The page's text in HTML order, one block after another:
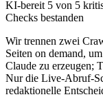
KI-bereit 5 von 5
Checks bestanden
Wir trennen zwei
Seiten on demand,
Claude zu erzeugen;
Nur die Live-Abruf-
redaktionelle